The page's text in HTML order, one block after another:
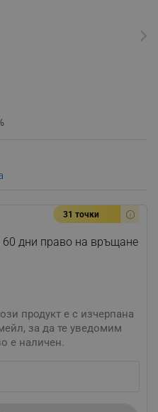
31 точки
60 дни право на връщане
продукт е с изчерпана
за да те уведомим
е наличен.